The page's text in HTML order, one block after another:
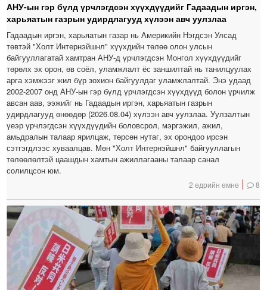
АНУ-ын гэр бүлд үрчлэгдсэн хүүхдүүдийг Гадаадын иргэн,
харьяатын газрын удирдлагууд хүлээн авч уулзлаа
Гадаадын иргэн, харьяатын газар нь Америкийн Нэгдсэн Улсад
төвтэй "Холт Интернэйшнл" хүүхдийн төлөө олон улсын
байгууллагатай хамтран АНУ-д үрчлэгдсэн Монгол хүүхдүүдийг
төрөлх эх орон, өв соёл, уламжлалт ёс заншилтай нь танилцуулах
арга хэмжээг жил бүр зохион байгуулдаг уламжлалтай. Энэ удаад
2002-2007 онд АНУ-ын гэр бүлд үрчлэгдсэн хүүхдүүд болон үрчилж
авсан аав, ээжийг нь Гадаадын иргэн, харьяатын газрын
удирдлагууд өнөөдөр (2026.08.04) хүлээн авч уулзлаа. Уулзалтын
үеэр үрчлэгдсэн хүүхдүүдийн боловсрол, мэргэжил, ажил,
амьдралын талаар ярилцаж, төрсөн нутаг, эх орондоо ирсэн
сэтгэгдлээс хуваалцав. Мөн "Холт Интернэйшнл" байгууллагын
төлөөлөлтэй цаашдын хамтын ажиллагааны талаар санал
солилцсон юм.
2 өдрийн өмнө 8